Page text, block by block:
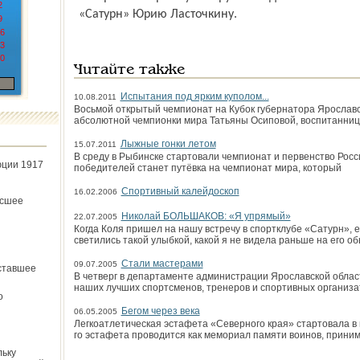
1917
«Сатурн» Юрию Ласточкину.
Читайте также
10.08.2011
Испытания под ярким куполом...
Восьмой открытый чемпионат на Кубок губернатора
абсолютной чемпионки мира Татьяны Осиповой,
15.07.2011
Лыжные гонки летом
В среду в Рыбинске стартовали чемпионат и первенство
победителей станет путёвка на чемпионат мира, который
16.02.2006 Спортивный калейдоскоп
22.07.2005
Николай БОЛЬШАКОВ: «Я упрямый»
Когда Коля пришел на нашу встречу в спортклубе «Сатурн»,
светились такой улыбкой, какой я не видела раньше на его
09.07.2005 Стали мастерами
В четверг в департаменте администрации Ярославской
наших лучших спортсменов, тренеров и спортивных
06.05.2005
Бегом через века
Легкоатлетическая эстафета «Северного края» стартовала
го эстафета проводится как мемориал памяти воинов,